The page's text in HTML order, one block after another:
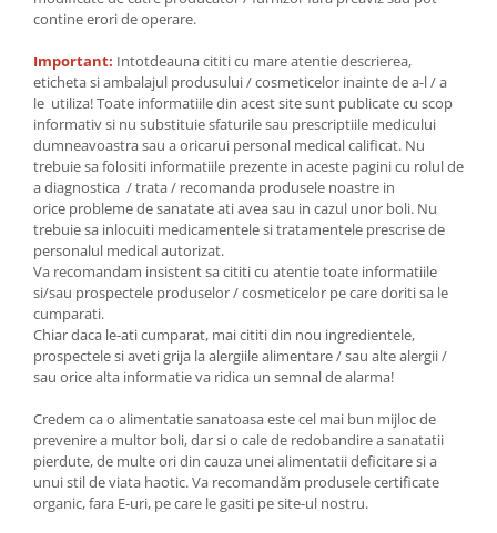
contine erori de operare.
Important: Intotdeauna cititi cu mare atentie descrierea,
eticheta si ambalajul produsului / cosmeticelor inainte de a-l / a
le utiliza! Toate informatiile din acest site sunt publicate cu scop
informativ si nu substituie sfaturile sau prescriptiile medicului
dumneavoastra sau a oricarui personal medical calificat. Nu
trebuie sa folositi informatiile prezente in aceste pagini cu rolul de
a diagnostica / trata / recomanda produsele noastre in
orice probleme de sanatate ati avea sau in cazul unor boli. Nu
trebuie sa inlocuiti medicamentele si tratamentele prescrise de
personalul medical autorizat.
Va recomandam insistent sa cititi cu atentie toate informatiile
si/sau prospectele produselor / cosmeticelor pe care doriti sa le
cumparati.
Chiar daca le-ati cumparat, mai cititi din nou ingredientele,
prospectele si aveti grija la alergiile alimentare / sau alte alergii /
sau orice alta informatie va ridica un semnal de alarma!
Credem ca o alimentatie sanatoasa este cel mai bun mijloc de
prevenire a multor boli, dar si o cale de redobandire a sanatatii
pierdute, de multe ori din cauza unei alimentatii deficitare si a
unui stil de viata haotic. Va recomandăm produsele certificate
organic, fara E-uri, pe care le gasiti pe site-ul nostru.